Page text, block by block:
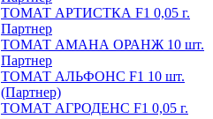
ТОМАТ АРТИСТКА F1 0,05 г.
Партнер
ТОМАТ АМАНА ОРАНЖ 10 шт.
Партнер
ТОМАТ АЛЬФОНС F1 10 шт.
(Партнер)
ТОМАТ АГРОДЕНС F1 0,05 г.